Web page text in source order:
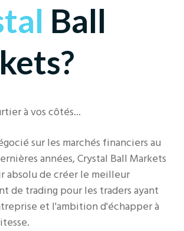
Ball
à vos côtés...
sur les marchés financiers au
années, Crystal Ball Markets
absolu de créer le meilleur
de trading pour les traders ayant
et l'ambition d'échapper à